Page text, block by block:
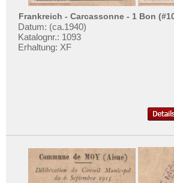
Saarland
San Marino
Schottland
Slowenien
Spanien
Spitzbergen
Frankreich - Carcassonne - 1 Bon
Datum: (ca.1940)
Katalognr.: 1093
Erhaltung: XF